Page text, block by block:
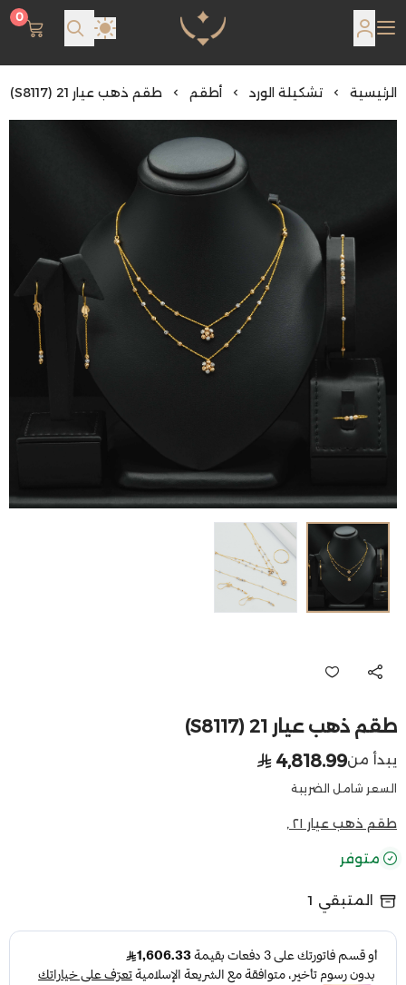
مجوهرات لمعة اللؤلؤة
0
الرئيسية تشكيلة الورد أطقم طقم ذهب عيار 21 (S8117)
طقم ذهب عيار 21 (S8117)
يبدأ من4,818.99
السعر شامل الضريبة
طقم ذهب عيار ٢١ ,
متوفر
المتبقي 1